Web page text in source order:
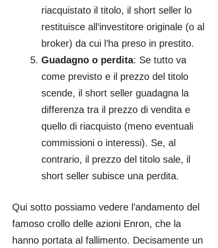
riacquistato il titolo, il short seller lo
restituisce all’investitore originale (o al
broker) da cui l’ha preso in prestito.
Guadagno o perdita: Se tutto va
come previsto e il prezzo del titolo
scende, il short seller guadagna la
differenza tra il prezzo di vendita e
quello di riacquisto (meno eventuali
commissioni o interessi). Se, al
contrario, il prezzo del titolo sale, il
short seller subisce una perdita.
Qui sotto possiamo vedere l’andamento del
famoso crollo delle azioni Enron, che la
hanno portata al fallimento. Decisamente un